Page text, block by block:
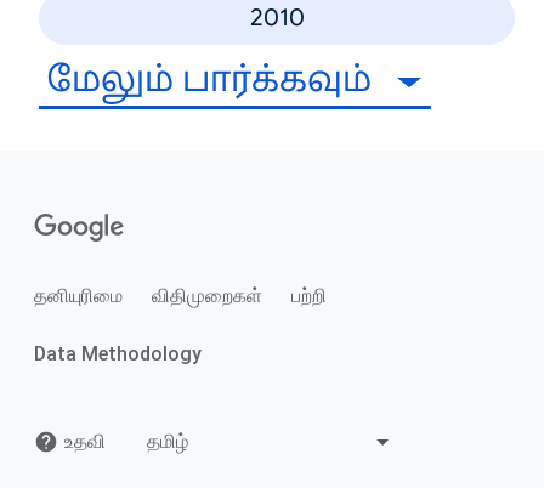
2010
மேலும் பார்க்கவும்
தனியுரிமை விதிமுறைகள் பற்றி
Data Methodology
உதவி